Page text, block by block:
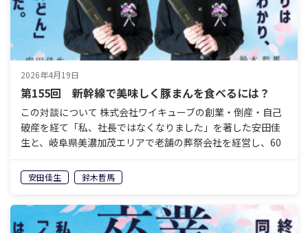
2026年4月19日
第155回 新幹線で美味しく豚まんを食べるには？
この対談について 株式会社ワイキューブの創業・倒産・自己
破産を経て「私、社長ではなくなりました」を著した安田佳
生と、岐阜県美濃加茂エリアで老舗の葬祭会社を経営し、60
ど…安田佳生 鈴木哲馬